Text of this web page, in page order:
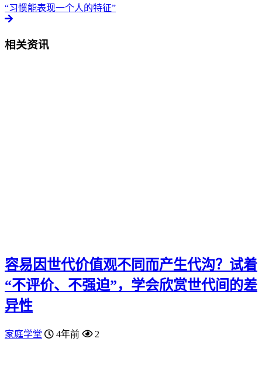
“习惯能表现一个人的特征”
相关资讯
容易因世代价值观不同而产生代沟？试着
“不评价、不强迫”，学会欣赏世代间的差
异性
家庭学堂 4年前 2